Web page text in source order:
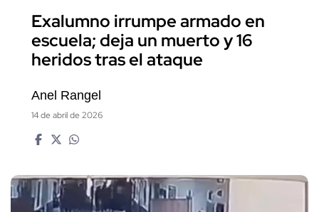
Exalumno irrumpe armado en
escuela; deja un muerto y 16
heridos tras el ataque
Anel Rangel
14 de abril de 2026